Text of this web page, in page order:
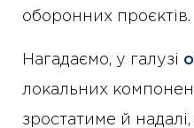
оборонних проєктів.
Нагадаємо, у галузі
локальних
зростатиме й